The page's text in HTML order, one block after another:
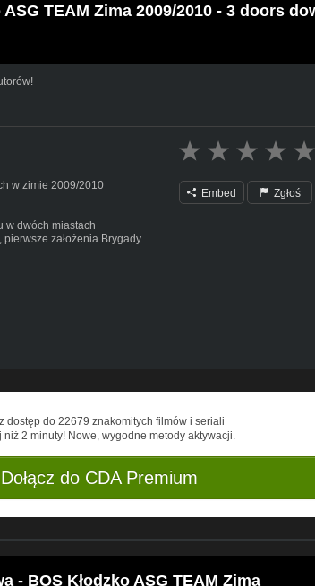
TEAM Zima 2009/2010 - 3 doors
w zimie 2009/2010
w dwóch miastach
założenia Brygady
się rozrosła do ok 18 osób w
Embed Zgłoś
dostęp do 22679 znakomitych filmów i seriali
niż 2 minuty! Nowe, wygodne metody aktywacji.
Dołącz do CDA Premium
- BOS Kłodzko ASG TEAM Zima